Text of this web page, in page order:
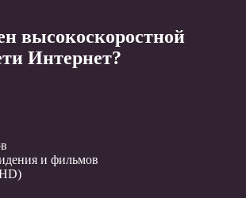
высокоскоростной
Интернет?
и фильмов